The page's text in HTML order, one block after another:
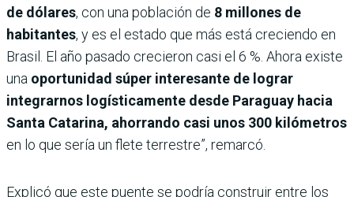
de dólares, con una población de 8 millones de
habitantes, y es el estado que más está creciendo en
Brasil. El año pasado crecieron casi el 6 %. Ahora existe
una oportunidad súper interesante de lograr
integrarnos logísticamente desde Paraguay hacia
Santa Catarina, ahorrando casi unos 300 kilómetros
en lo que sería un flete terrestre”, remarcó.
Explicó que este puente se podría construir entre los